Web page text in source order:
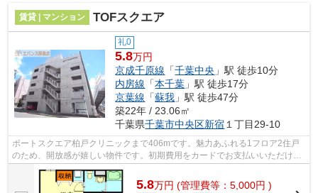
賃貸 | マンション TOFスクエア
礼0
5.8万円
京成千原線 「千葉中央 」駅 徒歩10分
内房線 「本千葉 」駅 徒歩17分
京葉線 「蘇我 」駅 徒歩47分
築22年 / 23.06㎡
千葉県千葉市中央区新宿１丁目29-10
ポートスクエア柏戸クリニックまで406mです。魅力あふれる1フロア2住戸
のため、開放感が嬉しい物件です。初期費用をカードでお支払いいただける
ので、カードで決済したい方にもおすす...
5.8万円 (管理費等：5,000円 )